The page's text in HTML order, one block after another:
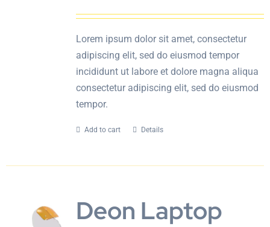
Lorem ipsum dolor sit amet, consectetur
adipiscing elit, sed do eiusmod tempor
incididunt ut labore et dolore magna aliqua
consectetur adipiscing elit, sed do eiusmod
tempor.
Add to cart Details
Deon Laptop